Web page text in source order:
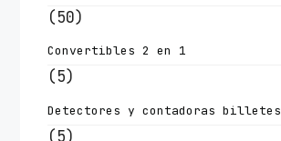
(50)
Convertibles 2 en 1
(5)
Detectores y contadoras billetes
(5)